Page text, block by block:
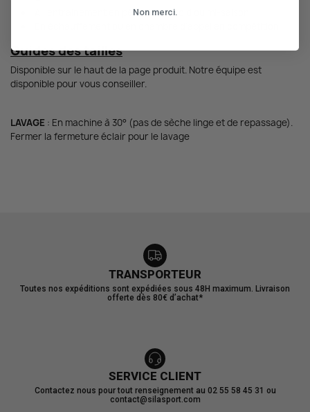
A l'entrainement en période de froid ou mi-saison
Guides des tailles
Disponible sur le haut de la page produit. Notre équipe est
disponible pour vous conseiller.
LAVAGE : En machine à 30° (pas de sèche linge et de repassage).
Fermer la fermeture éclair pour le lavage
TRANSPORTEUR
Toutes nos expéditions sont expédiées sous 48H maximum. Livraison
offerte dès 80€ d’achat*
SERVICE CLIENT
Contactez nous pour tout renseignement au 02 55 58 45 31 ou
contact@silasport.com
Non merci.